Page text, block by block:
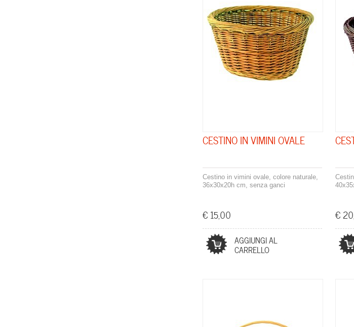
CESTINO IN VIMINI OVALE
Cestino in vimini ovale, colore naturale,
36x30x20h cm, senza ganci
€ 15,00
AGGIUNGI AL
CARRELLO
€